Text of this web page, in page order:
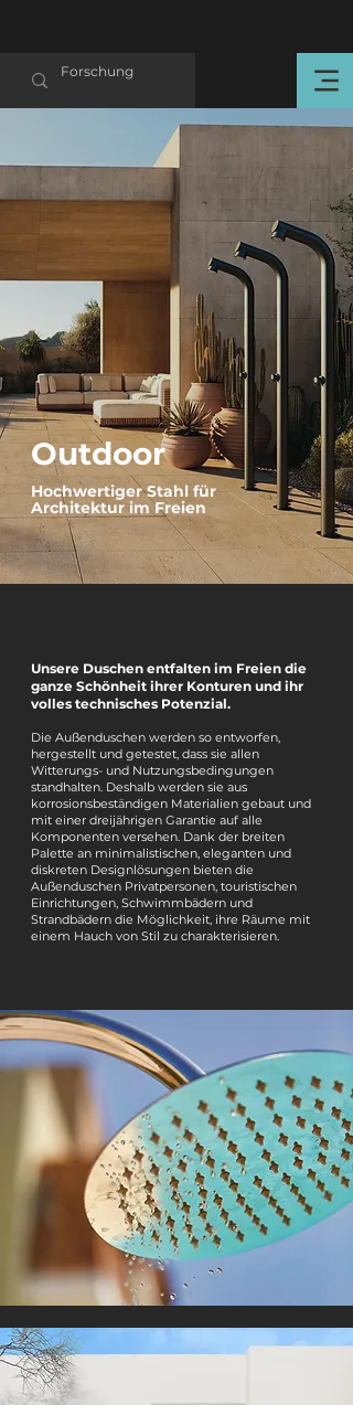
Outdoor
Hochwertiger Stahl für
Architektur im Freien
Unsere Duschen entfalten im Freien die
ganze Schönheit ihrer Konturen und ihr
volles technisches Potenzial.
Die Außenduschen werden so entworfen,
hergestellt und getestet, dass sie allen
Witterungs- und Nutzungsbedingungen
standhalten. Deshalb werden sie aus
korrosionsbeständigen Materialien gebaut und
mit einer dreijährigen Garantie auf alle
Komponenten versehen. Dank der breiten
Palette an minimalistischen, eleganten und
diskreten Designlösungen bieten die
Außenduschen Privatpersonen, touristischen
Einrichtungen, Schwimmbädern und
Strandbädern die Möglichkeit, ihre Räume mit
einem Hauch von Stil zu charakterisieren.